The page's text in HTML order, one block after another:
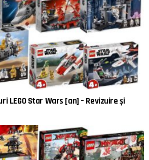
LEGO Star Wars [an] – Revizuire și